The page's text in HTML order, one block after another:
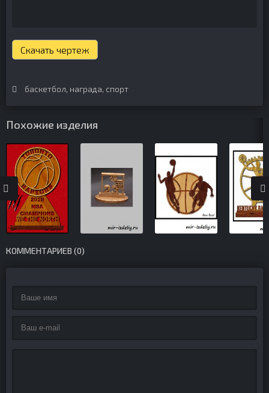
Скачать чертеж
баскетбол, награда, спорт
Похожие изделия
КОММЕНТАРИЕВ (0)